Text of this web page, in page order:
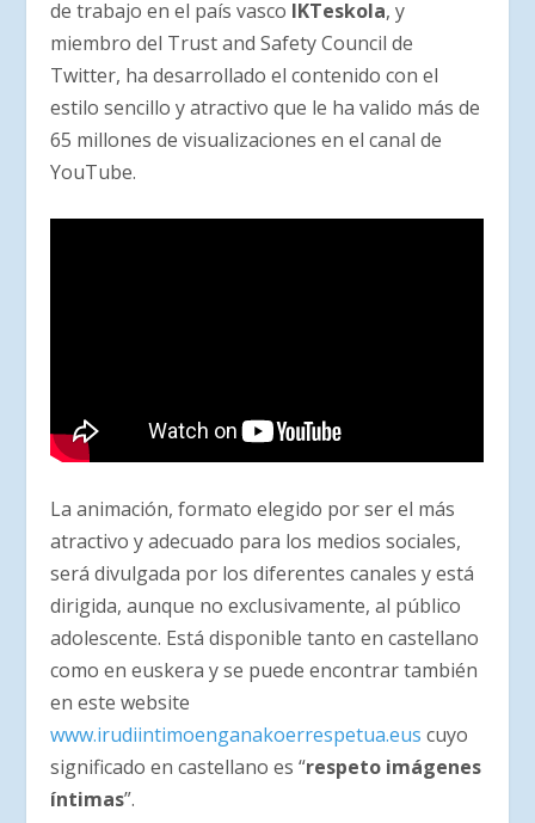
de trabajo en el país vasco IKTeskola, y
miembro del Trust and Safety Council de
Twitter, ha desarrollado el contenido con el
estilo sencillo y atractivo que le ha valido más de
65 millones de visualizaciones en el canal de
YouTube.
La animación, formato elegido por ser el más
atractivo y adecuado para los medios sociales,
será divulgada por los diferentes canales y está
dirigida, aunque no exclusivamente, al público
adolescente. Está disponible tanto en castellano
como en euskera y se puede encontrar también
en este website
www.irudiintimoenganakoerrespetua.eus cuyo
significado en castellano es “respeto imágenes
íntimas”.